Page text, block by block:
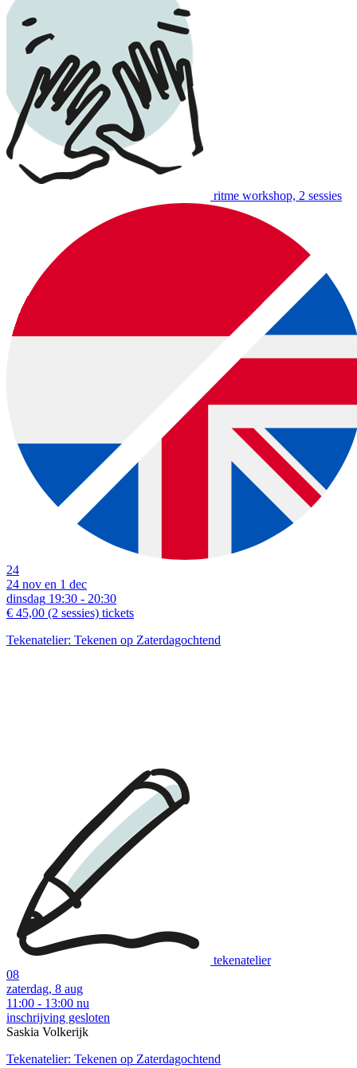
ritme workshop, 2 sessies
24
24 nov en 1 dec
dinsdag 19:30 - 20:30
€ 45,00 (2 sessies) tickets
Tekenatelier: Tekenen op Zaterdagochtend
tekenatelier
08
zaterdag, 8 aug
11:00 - 13:00 nu
inschrijving gesloten
Saskia Volkerijk
Tekenatelier: Tekenen op Zaterdagochtend